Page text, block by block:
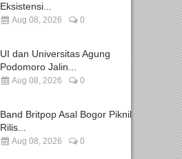
Eksistensi...
Aug 08, 2026 0
UI dan Universitas Agung
Podomoro Jalin...
Aug 08, 2026 0
Band Britpop Asal Bogor Piknik
Rilis...
Aug 08, 2026 0